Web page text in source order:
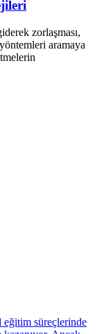
zorlaşması,
aramaya